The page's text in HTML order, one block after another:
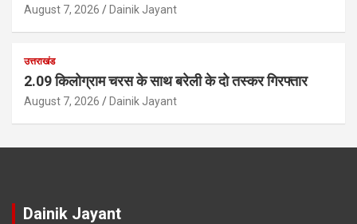
August 7, 2026 Dainik Jayant
उत्तराखंड
2.09 किलोग्राम चरस के साथ बरेली के दो तस्कर गिरफ्तार
August 7, 2026 Dainik Jayant
Dainik Jayant